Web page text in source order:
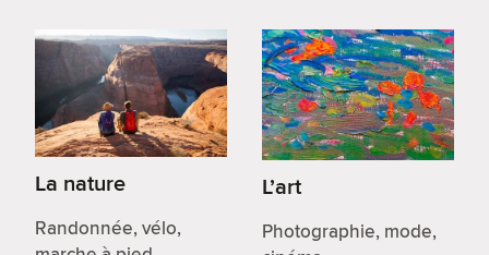
La nature
Randonnée, vélo,
L’art
Photographie, mode,